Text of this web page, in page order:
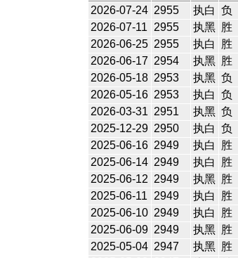
2026-07-24 2955 执白 负
2026-07-11
2955 执黑 胜
2026-06-25 2955 执白 胜
2026-06-17 2954 执黑 胜
2026-05-18 2953 执黑 负
2026-05-16 2953 执白 负
2026-03-31 2951 执黑 负
2025-12-29 2950 执白 负
2025-06-16 2949 执白 胜
2025-06-14 2949 执白 胜
2025-06-12 2949 执黑 胜
2025-06-11
2949 执白 胜
2025-06-10 2949 执白 胜
2025-06-09 2949 执黑 胜
2025-05-04 2947 执黑 胜